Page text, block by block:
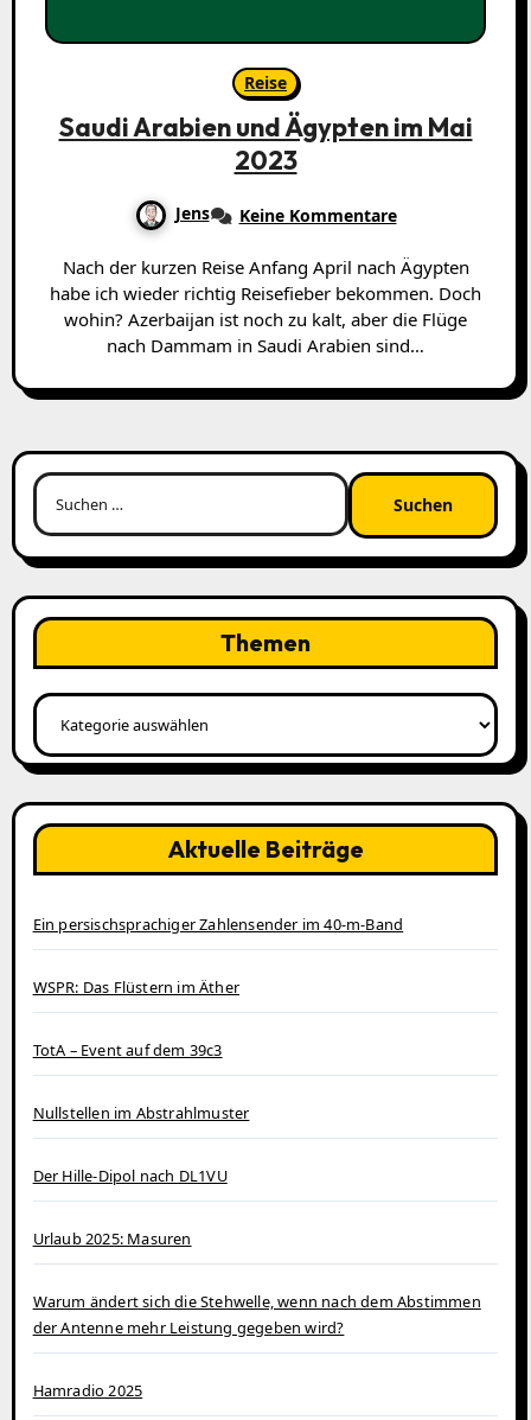
Reise
Saudi Arabien und Ägypten im Mai
2023
Jens Keine Kommentare
Nach der kurzen Reise Anfang April nach Ägypten
habe ich wieder richtig Reisefieber bekommen. Doch
wohin? Azerbaijan ist noch zu kalt, aber die Flüge
nach Dammam in Saudi Arabien sind…
Suchen
nach:
Themen
Themen
Aktuelle Beiträge
Ein persischsprachiger Zahlensender im 40‑m‑Band
WSPR: Das Flüstern im Äther
TotA – Event auf dem 39c3
Nullstellen im Abstrahlmuster
Der Hille-Dipol nach DL1VU
Urlaub 2025: Masuren
Warum ändert sich die Stehwelle, wenn nach dem Abstimmen
der Antenne mehr Leistung gegeben wird?
Hamradio 2025